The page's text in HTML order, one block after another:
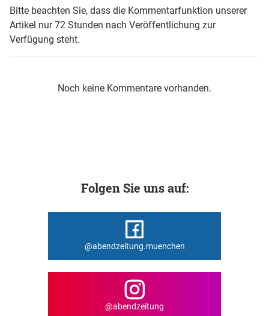
Bitte beachten Sie, dass die Kommentarfunktion unserer
Artikel nur 72 Stunden nach Veröffentlichung zur
Verfügung steht.
Noch keine Kommentare vorhanden.
Folgen Sie uns auf:
@abendzeitung.muenchen
@abendzeitung